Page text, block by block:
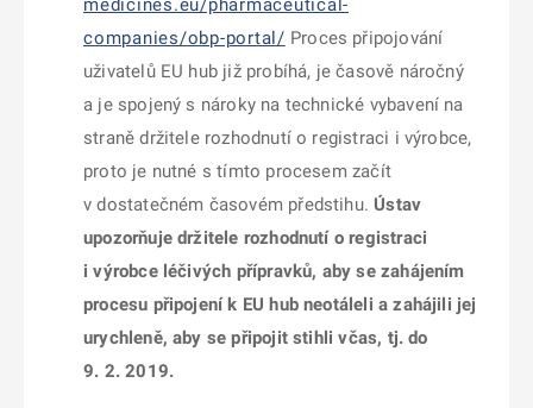
medicines.eu/pharmaceutical-
companies/obp-portal/ Proces připojování
uživatelů EU hub již probíhá, je časově náročný
a je spojený s nároky na technické vybavení na
straně držitele rozhodnutí o registraci i výrobce,
proto je nutné s tímto procesem začít
v dostatečném časovém předstihu.Ústav
upozorňuje držitele rozhodnutí o registraci
i výrobce léčivých přípravků, aby se zahájením
procesu připojení k EU hub neotáleli a zahájili jej
urychleně, aby se připojit stihli včas, tj. do
9. 2. 2019.